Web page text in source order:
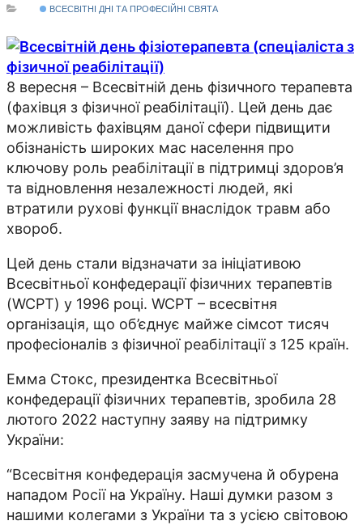
ВСЕСВІТНІ ДНІ ТА ПРОФЕСІЙНІ СВЯТА
8 вересня – Всесвітній день фізичного терапевта
(фахівця з фізичної реабілітації). Цей день дає
можливість фахівцям даної сфери підвищити
обізнаність широких мас населення про
ключову роль реабілітації в підтримці здоров’я
та відновлення незалежності людей, які
втратили рухові функції внаслідок травм або
хвороб.
Цей день стали відзначати за ініціативою
Всесвітньої конфедерації фізичних терапевтів
(WCPT) у 1996 році. WCPT – всесвітня
організація, що об’єднує майже сімсот тисяч
професіоналів з фізичної реабілітації з 125 країн.
Емма Стокс, президентка Всесвітньої
конфедерації фізичних терапевтів, зробила 28
лютого 2022 наступну заяву на підтримку
України:
“Всесвітня конфедерація засмучена й обурена
нападом Росії на Україну. Наші думки разом з
нашими колегами з України та з усією світовою